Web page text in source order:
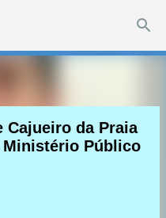
principal
Cajueiro da Praia
Público